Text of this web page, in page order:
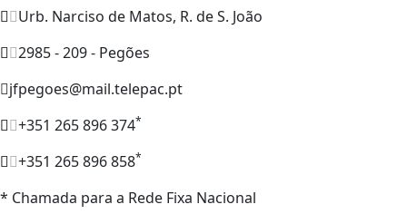
Urb. Narciso de Matos, R. de S. João
2985 - 209 - Pegões
jfpegoes@mail.telepac.pt
+351 265 896 374*
+351 265 896 858*
* Chamada para a Rede Fixa Nacional